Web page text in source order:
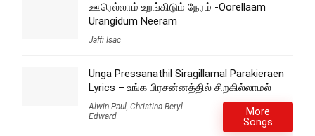
ஊரெல்லாம் உறங்கிடும் நேரம் -Oorellaam
Urangidum Neeram
Jaffi Isac
Unga Pressanathil Siragillamal Parakieraen
Lyrics – உங்க பிரசன்னத்தில் சிறகில்லாமல்
Alwin Paul, Christina Beryl
Edward
More
Songs